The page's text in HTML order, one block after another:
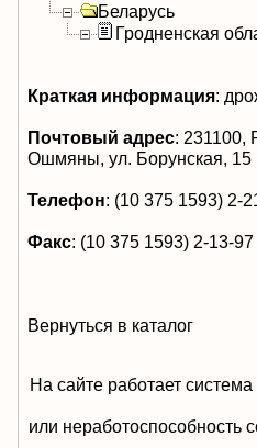
Беларусь
Гродненская
Краткая информация:
Почтовый адрес: 231100,
Ошмяны, ул. Борунская, 15
Телефон: (10 375 1593) 2-
Факс: (10 375 1593) 2-13-97
Вернуться в каталог
На сайте работает
или неработоспособность